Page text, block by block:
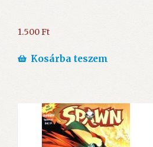
1.500Ft
Kosárba teszem